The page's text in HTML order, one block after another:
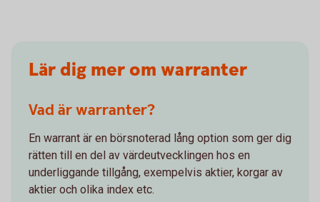
Lär dig mer om warranter
Vad är warranter?
En warrant är en börsnoterad lång option som ger dig
rätten till en del av värdeutvecklingen hos en
underliggande tillgång, exempelvis aktier, korgar av
aktier och olika index etc.